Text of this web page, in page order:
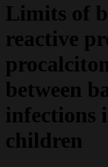
Limits of
reactive
between
infections
children